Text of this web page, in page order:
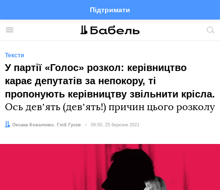
Меню
Підтримати
FacebookTelegramTwitter
Тексти
У партії «Голос» розкол: керівництво
карає депутатів за непокору, ті
пропонують керівництву звільнити крісла.
Ось девʼять (девʼять!) причин цього розколу
Автор:
Оксана Коваленко
Редактор: Гліб Гусєв Дата:
09:50, 25 березня 2021